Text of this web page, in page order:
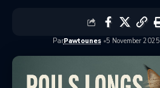
ParPawtounes 5 November 2025